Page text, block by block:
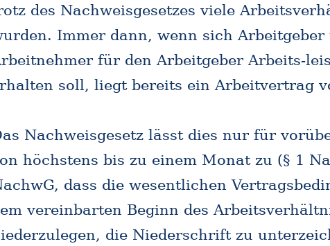
des Nachweisgesetzes viele
Immer dann, wenn sich
für den Arbeitgeber Arbeits-
soll, liegt bereits ein Arbeitvertrag
Nachweisgesetz lässt dies nur für
höchstens bis zu einem Monat zu (§ 1
dass die wesentlichen
vereinbarten Beginn des
die Niederschrift zu